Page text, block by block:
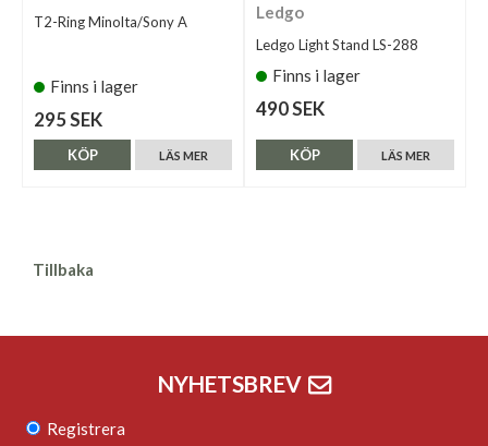
T2-Ring Minolta/Sony A
Finns i lager
295 SEK
LÄS MER
KÖP
Ledgo
Ledgo Light Stand LS-288
Finns i lager
490 SEK
LÄS MER
KÖP
Tillbaka
NYHETSBREV
Registrera